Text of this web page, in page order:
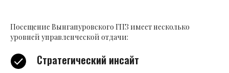
Посещение Вынгапуровского ГПЗ имеет несколько
уровней управленческой отдачи:
Стратегический инсайт